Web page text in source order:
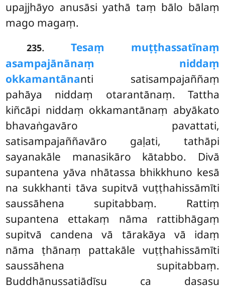
upajjhāyo anusāsi yathā taṃ bālo bālaṃ
mago magaṃ.
235.Tesaṃ muṭṭhassatīnaṃ
asampajānānaṃ niddaṃ
okkamantānanti satisampajaññaṃ
pahāya niddaṃ otarantānaṃ. Tattha
kiñcāpi niddaṃ okkamantānaṃ abyākato
bhavaṅgavāro pavattati,
satisampajaññavāro gaḷati, tathāpi
sayanakāle manasikāro kātabbo. Divā
supantena yāva nhātassa bhikkhuno kesā
na sukkhanti tāva supitvā vuṭṭhahissāmīti
saussāhena supitabbaṃ. Rattiṃ
supantena ettakaṃ nāma rattibhāgaṃ
supitvā candena vā tārakāya vā idaṃ
nāma ṭhānaṃ pattakāle vuṭṭhahissāmīti
saussāhena supitabbaṃ.
Buddhānussatiādīsu ca dasasu